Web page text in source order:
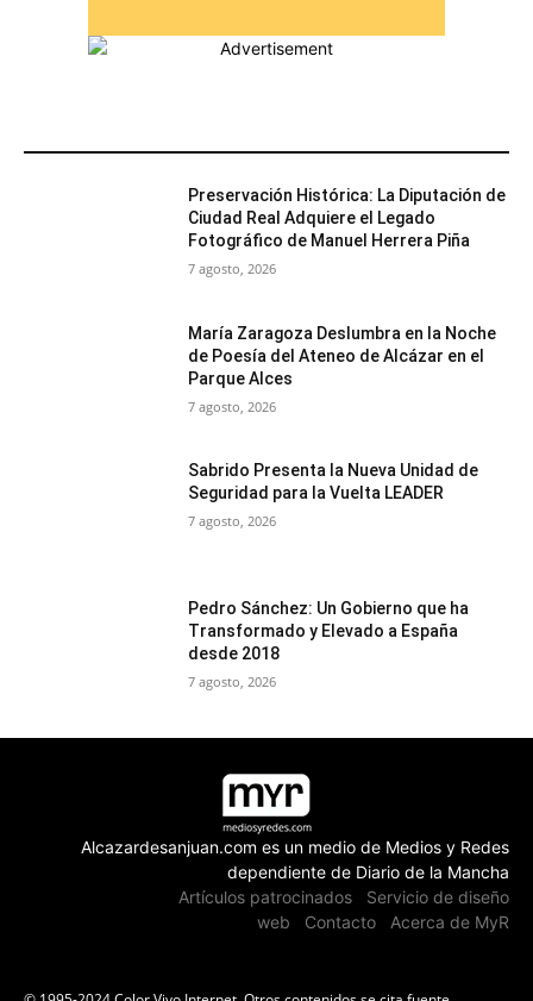
Preservación Histórica: La Diputación de
Ciudad Real Adquiere el Legado
Fotográfico de Manuel Herrera Piña
7 agosto, 2026
María Zaragoza Deslumbra en la Noche
de Poesía del Ateneo de Alcázar en el
Parque Alces
7 agosto, 2026
Sabrido Presenta la Nueva Unidad de
Seguridad para la Vuelta LEADER
7 agosto, 2026
Pedro Sánchez: Un Gobierno que ha
Transformado y Elevado a España
desde 2018
7 agosto, 2026
Alcazardesanjuan.com es un medio de Medios y Redes
dependiente de Diario de la Mancha
Artículos patrocinados
Servicio de diseño
web
Contacto Acerca de MyR